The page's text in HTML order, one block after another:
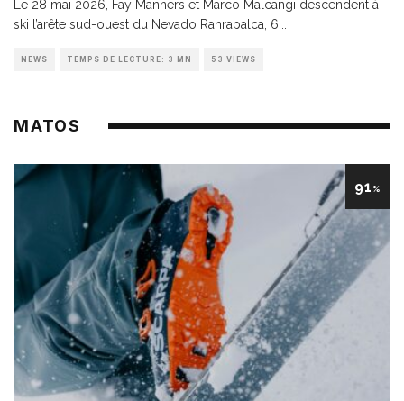
Le 28 mai 2026, Fay Manners et Marco Malcangi descendent à
ski l’arête sud-ouest du Nevado Ranrapalca, 6
NEWS TEMPS DE LECTURE: 3 MN 53 VIEWS
MATOS
91 %